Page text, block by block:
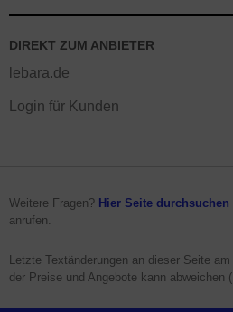
DIREKT ZUM ANBIETER
lebara.de
Login für Kunden
Weitere Fragen? Hier Seite durchsuchen
anrufen.
Letzte Textänderungen an dieser Seite am
der Preise und Angebote kann abweichen (